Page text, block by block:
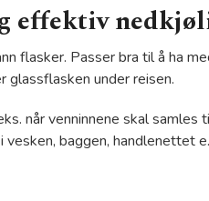
effektiv
flasker. Passer bra til å ha
glassflasken under reisen.
når venninnene skal
baggen, handlenettet